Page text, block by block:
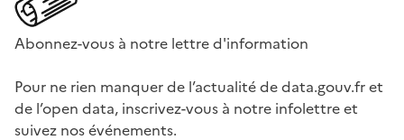
Abonnez-vous à notre lettre d'information
Pour ne rien manquer de l’actualité de data.gouv.fr et
de l’open data, inscrivez-vous à notre infolettre et
suivez nos événements.